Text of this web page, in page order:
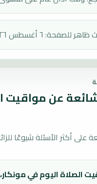
٦ أغسطس ٢٠٢٦ في ١٢:٥٠ ص.
عن مواقيت
على أكثر الأسئلة شيوعًا
الصلاة اليوم في